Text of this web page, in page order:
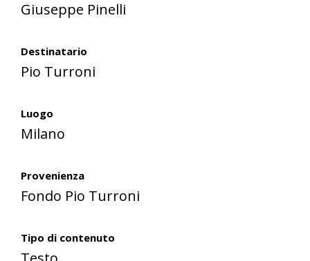
Giuseppe Pinelli
Destinatario
Pio Turroni
Luogo
Milano
Provenienza
Fondo Pio Turroni
Tipo di contenuto